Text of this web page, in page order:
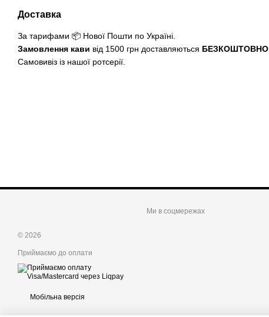
Доставка
За тарифами 📦 Нової Пошти по Україні.
Замовлення кави від 1500 грн доставляються БЕЗКОШТОВНО
Самовивіз із нашої ротсерії.
© 2026
Приймаємо до оплати
Мобільна версія
Ми в соцмережах